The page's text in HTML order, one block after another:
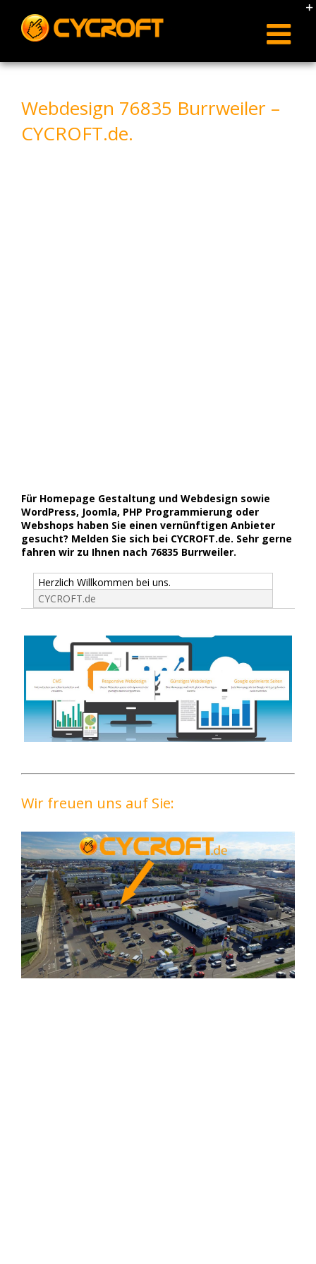
content
Webdesign 76835 Burrweiler –
CYCROFT.de.
Für Homepage Gestaltung und Webdesign sowie
WordPress, Joomla, PHP Programmierung oder
Webshops haben Sie einen vernünftigen Anbieter
gesucht? Melden Sie sich bei CYCROFT.de. Sehr gerne
fahren wir zu Ihnen nach 76835 Burrweiler.
Herzlich Willkommen bei uns.
CYCROFT.de
Wir freuen uns auf Sie: